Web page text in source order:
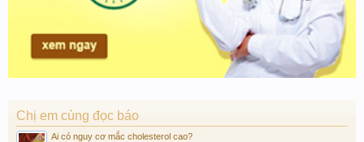
Chị em cùng đọc báo
Ai có nguy cơ mắc cholesterol cao?